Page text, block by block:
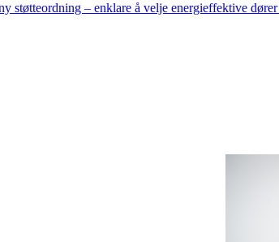
støtteordning – enklare å velje energieffektive dører